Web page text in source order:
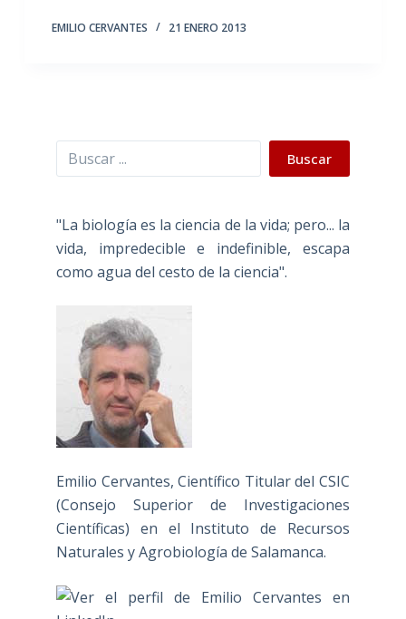
EMILIO CERVANTES 21 ENERO 2013
Buscar Buscar
"La biología es la ciencia de la vida; pero... la
vida, impredecible e indefinible, escapa
como agua del cesto de la ciencia".
Emilio Cervantes, Científico Titular del CSIC
(Consejo Superior de Investigaciones
Científicas) en el Instituto de Recursos
Naturales y Agrobiología de Salamanca.